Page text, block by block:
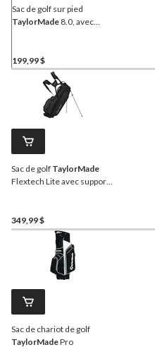
Sac de golf sur pied
TaylorMade 8.0, avec
199,99 $
Sac de golf TaylorMade
Flextech Lite avec support,
349,99 $
Sac de chariot de golf
TaylorMadePro